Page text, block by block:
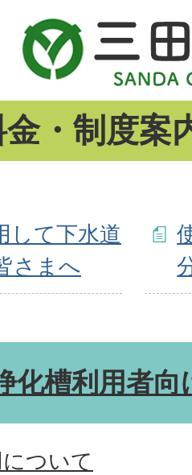
・制度案
して下水道
さまへ
化槽利用者向
ついて